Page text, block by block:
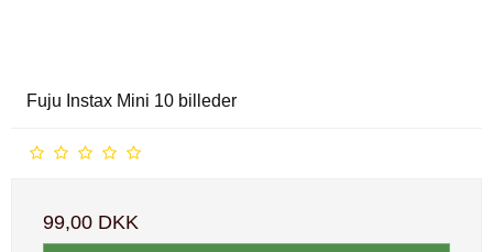
Fuju Instax Mini 10 billeder
99,00 DKK